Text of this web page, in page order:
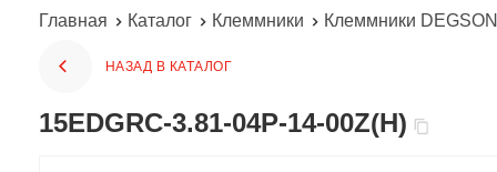
Главная Каталог Клеммники Клеммники DEGSON
НАЗАД В КАТАЛОГ
15EDGRC-3.81-04P-14-00Z(H)